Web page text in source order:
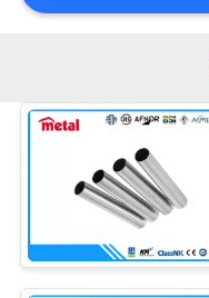
PRIVACY
POLICY